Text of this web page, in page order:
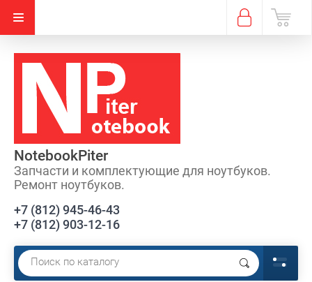
NotebookPiter
Запчасти и комплектующие для ноутбуков.
Ремонт ноутбуков.
+7 (812) 945-46-43
+7 (812) 903-12-16